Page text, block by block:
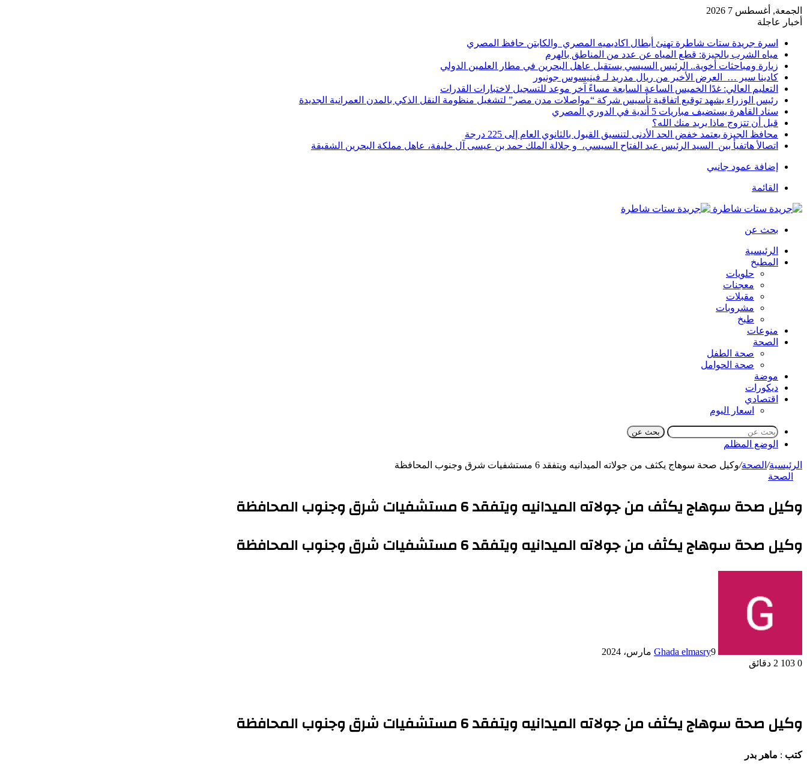
الجمعة, أغسطس 7 2026
أخبار عاجلة
اسرة جريدة ستات شاطرة تهنئ أبطال اكاديميه المصري والكابتن حافظ المصري
مياه الشرب بالجيزة: قطع المياه عن عدد من المناطق بالهرم
زيارة ومباحثات أخوية.. الرئيس السيسي يستقبل عاهل البحرين في مطار العلمين الدولي
كادينا سير … العرض الأخير من ريال مدريد لـ فينيسوس جونيور
التعليم العالي: غدًا الخميس الساعة السابعة مساءً آخر موعد للتسجيل لاختبارات القدرات
رئيس الوزراء يشهد توقيع اتفاقية تأسيس شركة “مواصلات مدن مصر” لتشغيل منظومة النقل الذكي بالمدن العمرانية الجديدة
ستاد القاهرة يستضيف مباريات 5 أندية في الدوري المصري
قبل أن تتزوج ماذا يريد منك الله؟
محافظ الجيزة يعتمد خفض الحد الأدنى لتنسيق القبول بالثانوي العام إلى 225 درجة
اتصالأ هاتفيأ بين السيد الرئيس عبد الفتاح السيسي، و جلالة الملك حمد بن عيسى آل خليفة، عاهل مملكة البحرين الشقيقة
إضافة عمود جانبي
القائمة
بحث عن
الرئيسية
المطبخ
حلويات
معجنات
مقبلات
مشروبات
طبخ
منوعات
الصحة
صحة الطفل
صحة الحوامل
موضة
ديكورات
اقتصادي
اسعار اليوم
بحث عن
الوضع المظلم
الرئيسية/ الصحة/وكيل صحة سوهاج يكثف من جولاته الميدانيه ويتفقد 6 مستشفيات شرق وجنوب المحافظة
الصحة
وكيل صحة سوهاج يكثف من جولاته الميدانيه ويتفقد 6 مستشفيات شرق وجنوب المحافظة
وكيل صحة سوهاج يكثف من جولاته الميدانيه ويتفقد 6 مستشفيات شرق وجنوب المحافظة
Ghada elmasry9 مارس، 2024
0
2 دقائق
وكيل صحة سوهاج يكثف من جولاته الميدانيه ويتفقد 6 مستشفيات شرق وجنوب المحافظة
كتب : ماهر بدر